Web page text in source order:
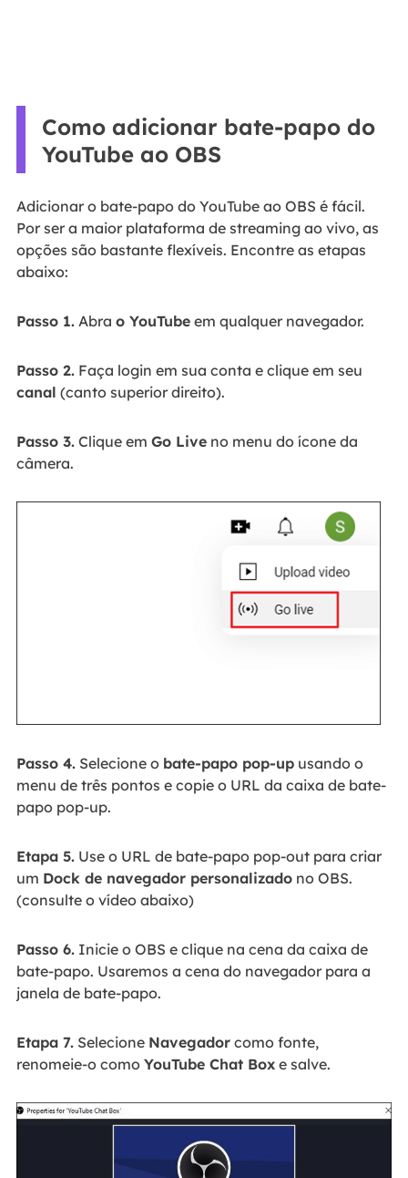
Como adicionar bate-papo do
YouTube ao OBS
Adicionar o bate-papo do YouTube ao OBS é fácil.
Por ser a maior plataforma de streaming ao vivo, as
opções são bastante flexíveis. Encontre as etapas
abaixo:
Passo 1.Abra o YouTubeem qualquer navegador.
Passo 2.Faça login em sua conta e clique em seu
canal (canto superior direito).
Passo 3.Clique em Go Liveno menu do ícone da
câmera.
Passo 4.Selecione o bate-papo pop-upusando o
menu de três pontos e copie o URL da caixa de bate-
papo pop-up.
Etapa 5.Use o URL de bate-papo pop-out para criar
um Dock de navegador personalizadono OBS.
(consulte o vídeo abaixo)
Passo 6.Inicie o OBS e clique na cena da caixa de
bate-papo. Usaremos a cena do navegador para a
janela de bate-papo.
Etapa 7.Selecione Navegadorcomo fonte,
renomeie-o como YouTube Chat Boxe salve.